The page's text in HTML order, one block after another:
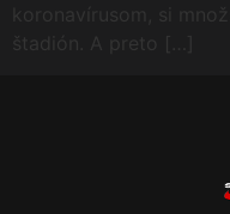
koronavírusom, si
štadión. A preto […]